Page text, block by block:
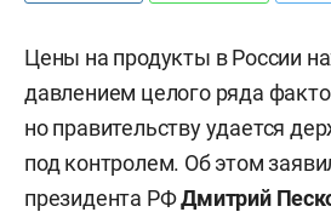
Цены на продукты в России
давлением целого ряда
но правительству удается
под контролем. Об этом
президента РФДмитрий